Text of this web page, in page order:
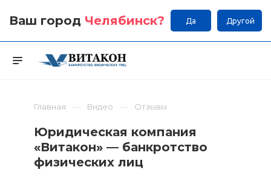
Ваш город Челябинск? Да Другой
Главная Видео Отзывы
Юридическая компания
«Витакон» — банкротство
физических лиц